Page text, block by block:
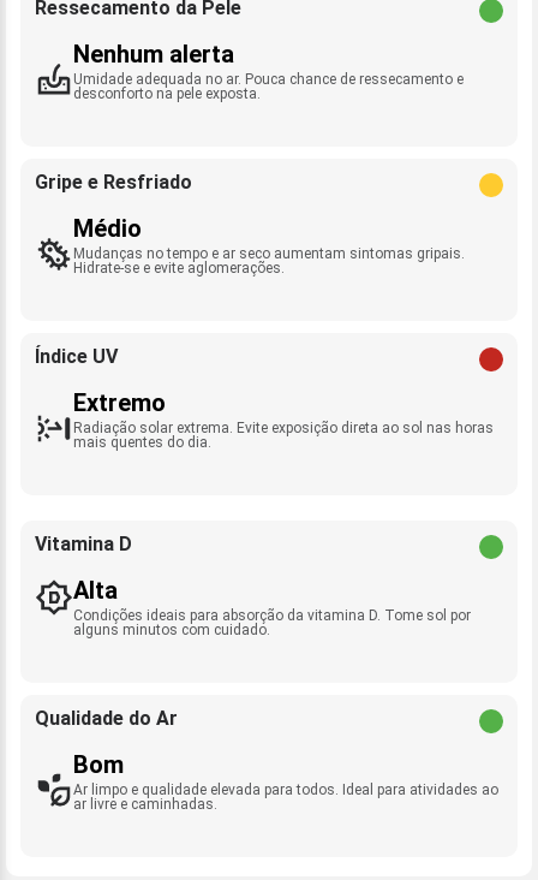
Ressecamento da Pele
Nenhum alerta
Umidade adequada no ar. Pouca chance de ressecamento e
desconforto na pele exposta.
Gripe e Resfriado
Médio
Mudanças no tempo e ar seco aumentam sintomas gripais.
Hidrate-se e evite aglomerações.
Índice UV
Extremo
Radiação solar extrema. Evite exposição direta ao sol nas horas
mais quentes do dia.
Vitamina D
Alta
Condições ideais para absorção da vitamina D. Tome sol por
alguns minutos com cuidado.
Qualidade do Ar
Bom
Ar limpo e qualidade elevada para todos. Ideal para atividades ao
ar livre e caminhadas.